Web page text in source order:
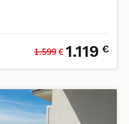
1.599 € 1.119 €